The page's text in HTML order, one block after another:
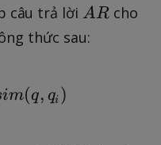
câu trả lời A
R
AR cho
thức sau:
= \frac{1}{n}
im(q, qi )